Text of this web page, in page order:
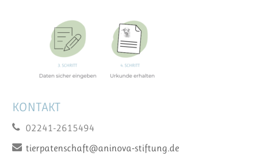
KONTAKT
02241-2615494
tierpatenschaft@aninova-stiftung.de